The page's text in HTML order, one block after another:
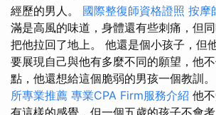
經歷的男人。 國際整復師資格證照 按摩
滿是高風的味道，身體還有些刺痛，但
把他拉回了地上。 他還是個小孩子，但
要展現自己與他有多麼不同的願望，他
點，他還想給這個脆弱的男孩一個教訓。
所專業推薦 專業CPA Firm服務介紹 他
有這樣的感覺，但一個五歲的孩子不會